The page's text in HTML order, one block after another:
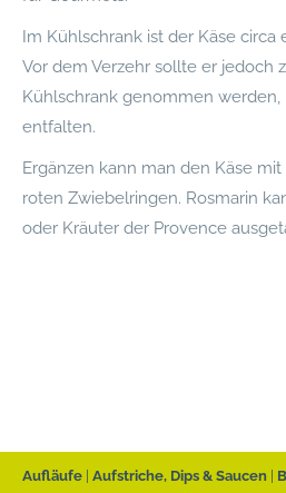
Im Kühlschrank ist der Käse circa
Vor dem Verzehr sollte er jedoch
Kühlschrank genommen werden,
entfalten.
Ergänzen kann man den Käse
roten Zwiebelringen. Rosmarin
oder Kräuter der Provence
Aufläufe Aufstriche, Dips & Saucen